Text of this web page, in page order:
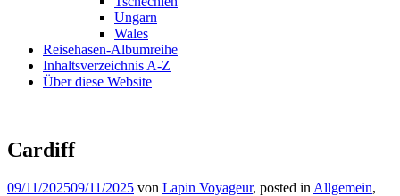
Ungarn
Wales
Reisehasen-Albumreihe
Inhaltsverzeichnis A-Z
Über diese Website
Cardiff
09/11/202509/11/2025 von Lapin Voyageur, posted in Allgemein,